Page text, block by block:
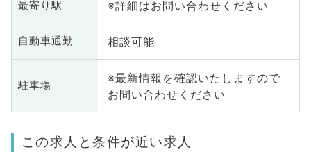
最寄り駅 ※詳細はお問い合わせください
自動車通勤 相談可能
駐車場
※最新情報を確認いたしますので
お問い合わせください
この求人と条件が近い求人